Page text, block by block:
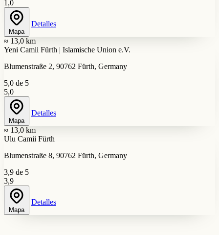
1,0
Mapa
Detalles
≈ 13,0 km
Yeni Camii Fürth | Islamische Union e.V.
Blumenstraße 2, 90762 Fürth, Germany
5,0 de 5
5,0
Mapa
Detalles
≈ 13,0 km
Ulu Camii Fürth
Blumenstraße 8, 90762 Fürth, Germany
3,9 de 5
3,9
Mapa
Detalles